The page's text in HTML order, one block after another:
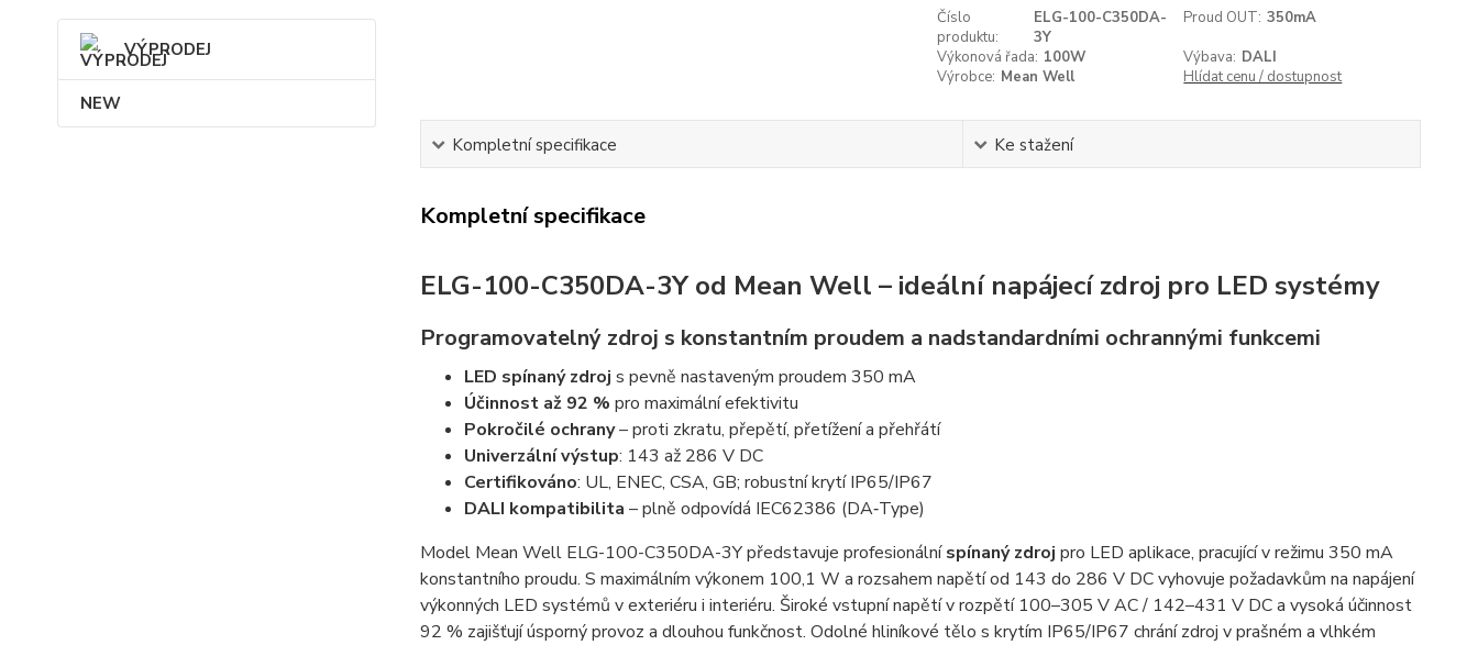
VÝPRODEJ
NEW
Číslo
produktu:
ELG-100-C350DA-
3Y
Proud OUT: 350mA
Výkonová řada: 100W Výbava: DALI
Výrobce: Mean Well Hlídat cenu / dostupnost
Kompletní specifikace Ke stažení
Kompletní specifikace
ELG-100-C350DA-3Y od Mean Well – ideální napájecí zdroj pro LED systémy
Programovatelný zdroj s konstantním proudem a nadstandardními ochrannými funkcemi
LED spínaný zdroj s pevně nastaveným proudem 350 mA
Účinnost až 92 % pro maximální efektivitu
Pokročilé ochrany– proti zkratu, přepětí, přetížení a přehřátí
Univerzální výstup: 143 až 286 V DC
Certifikováno: UL, ENEC, CSA, GB; robustní krytí IP65/IP67
DALI kompatibilita – plně odpovídá IEC62386 (DA‑Type)
Model Mean Well ELG-100-C350DA-3Y představuje profesionálníspínaný zdroj pro LED aplikace, pracující v režimu 350 mA
konstantního proudu. S maximálním výkonem 100,1 W a rozsahem napětí od 143 do 286 V DC vyhovuje požadavkům na napájení
výkonných LED systémů v exteriéru i interiéru. Široké vstupní napětí v rozpětí 100–305 V AC / 142–431 V DC a vysoká účinnost
92 % zajišťují úsporný provoz a dlouhou funkčnost. Odolné hliníkové tělo s krytím IP65/IP67 chrání zdroj v prašném a vlhkém